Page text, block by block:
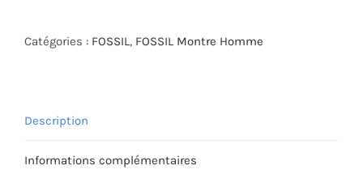
FOSSIL
Catégories : FOSSIL, FOSSIL Montre Homme
Description
Informations complémentaires